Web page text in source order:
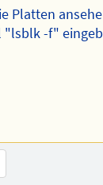
Platten
"lsblk -f"